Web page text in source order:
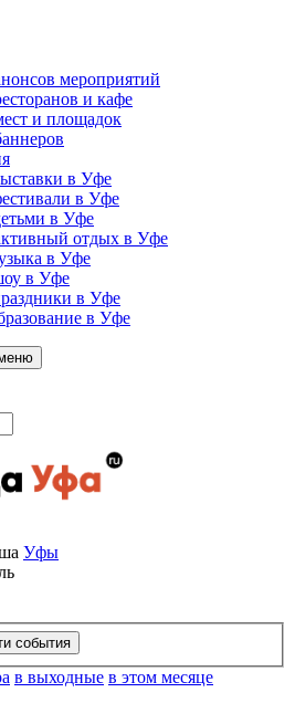
мероприятий
и кафе
и площадок
в Уфе
в Уфе
в Уфе
отдых в Уфе
в Уфе
в Уфе
в Уфе
в Уфе
Уфы
в выходные в этом месяце